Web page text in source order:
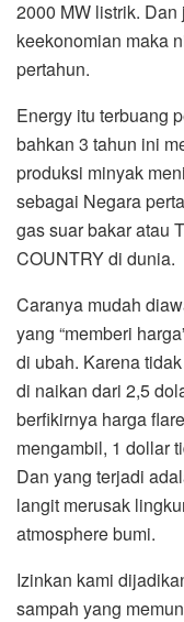
2000 MW listrik.
keekonomian maka
pertahun.
Energy itu terbuang
bahkan 3 tahun ini
produksi minyak
sebagai Negara
gas suar bakar atau
COUNTRY di dunia.
Caranya mudah
yang “memberi
di ubah. Karena
di naikan dari 2,5
berfikirnya harga
mengambil, 1 dollar
Dan yang terjadi
langit merusak
atmosphere bumi.
Izinkan kami
sampah yang